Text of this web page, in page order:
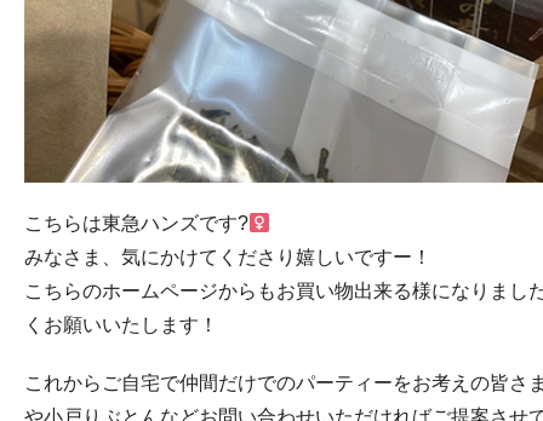
こちらは東急ハンズです?‍
みなさま、気にかけてくださり嬉しいですー！
こちらのホームページからもお買い物出来る様になりまし
くお願いいたします！
これからご自宅で仲間だけでのパーティーをお考えの皆さ
や小戸りぶとんなどお問い合わせいただければご提案させ